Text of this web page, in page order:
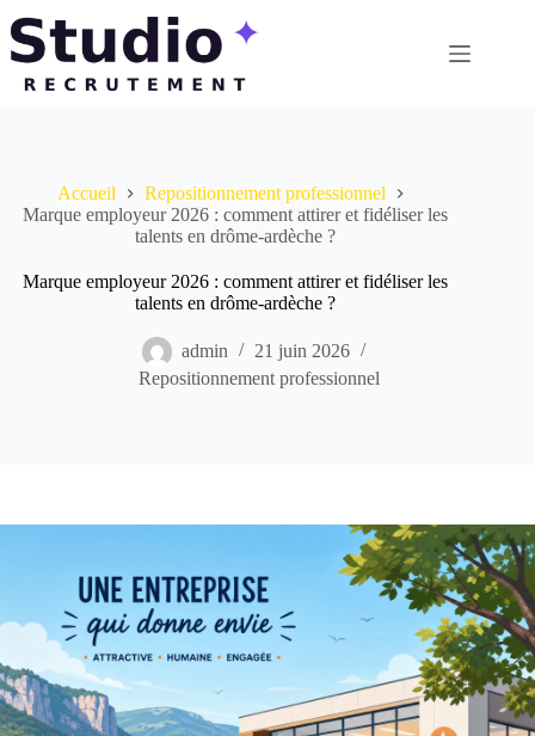
au
contenu
Accueil
Repositionnement professionnel
Marque employeur 2026 : comment attirer et fidéliser les
talents en drôme-ardèche ?
Marque employeur 2026 : comment attirer et fidéliser les
talents en drôme-ardèche ?
admin
21 juin 2026
Repositionnement professionnel